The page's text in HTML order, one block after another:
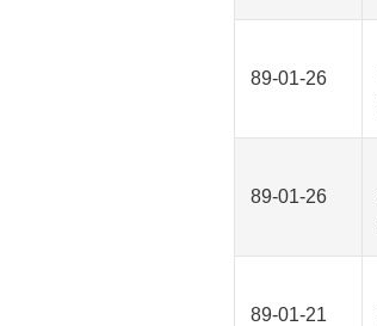
89-01-26
89-01-26
89-01-21